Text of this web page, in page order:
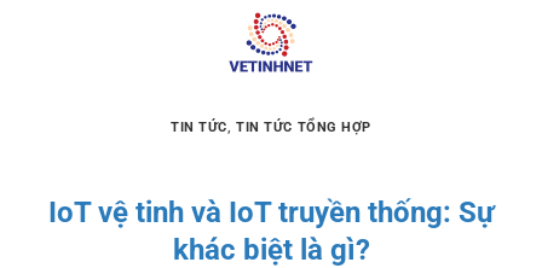
TIN TỨC,TIN TỨC TỔNG HỢP
IoT vệ tinh và IoT truyền thống: Sự
khác biệt là gì?